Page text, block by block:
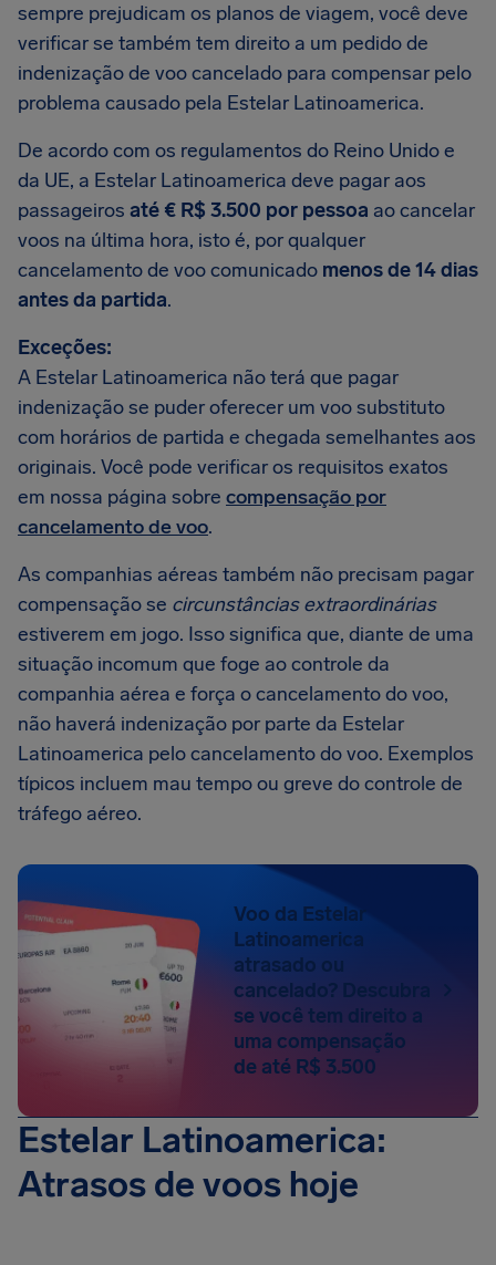
sempre prejudicam os planos de viagem, você deve
verificar se também tem direito a um pedido de
indenização de voo cancelado para compensar pelo
problema causado pela Estelar Latinoamerica.
De acordo com os regulamentos do Reino Unido e
da UE, a Estelar Latinoamerica deve pagar aos
passageiros até € R$ 3.500 por pessoa ao cancelar
voos na última hora, isto é, por qualquer
cancelamento de voo comunicado menos de 14 dias
antes da partida.
Exceções:
A Estelar Latinoamerica não terá que pagar
indenização se puder oferecer um voo substituto
com horários de partida e chegada semelhantes aos
originais. Você pode verificar os requisitos exatos
em nossa página sobre compensação por
cancelamento de voo.
As companhias aéreas também não precisam pagar
compensação se circunstâncias extraordinárias
estiverem em jogo. Isso significa que, diante de uma
situação incomum que foge ao controle da
companhia aérea e força o cancelamento do voo,
não haverá indenização por parte da Estelar
Latinoamerica pelo cancelamento do voo. Exemplos
típicos incluem mau tempo ou greve do controle de
tráfego aéreo.
Voo da Estelar
Latinoamerica
atrasado ou
cancelado? Descubra
se você tem direito a
uma compensação
de até R$ 3.500
Estelar Latinoamerica:
Atrasos de voos hoje